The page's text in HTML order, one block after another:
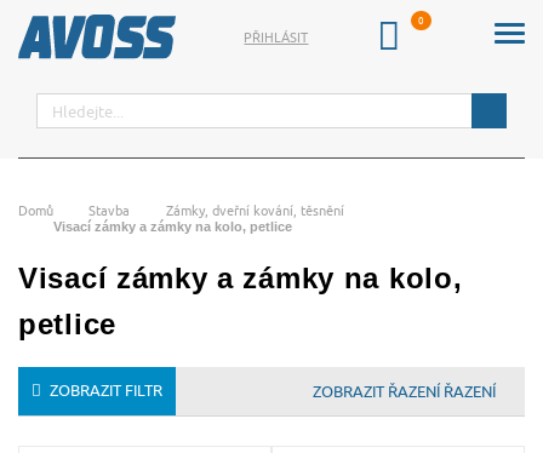
Hledat
PŘIHLÁSIT
Domů Stavba Zámky, dveřní kování, těsnění
Visací zámky a zámky na kolo, petlice
Visací zámky a zámky na kolo,
petlice
ZOBRAZIT FILTR ŘAZENÍ